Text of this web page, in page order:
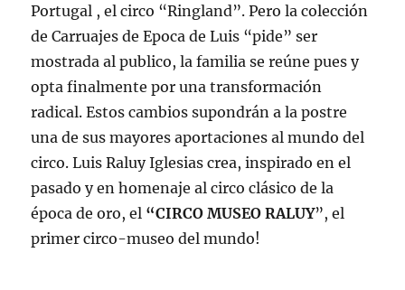
Portugal , el circo “Ringland”. Pero la colección
de Carruajes de Epoca de Luis “pide” ser
mostrada al publico, la familia se reúne pues y
opta finalmente por una transformación
radical. Estos cambios supondrán a la postre
una de sus mayores aportaciones al mundo del
circo. Luis Raluy Iglesias crea, inspirado en el
pasado y en homenaje al circo clásico de la
época de oro, el “CIRCO MUSEO RALUY”, el
primer circo-museo del mundo!